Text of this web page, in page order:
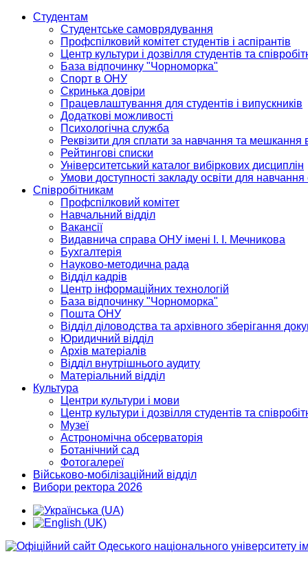
Студентам
Студентське самоврядування
Профспілковий комітет студентів і аспірантів
Центр культури і дозвілля студентів та
База відпочинку "Чорноморка"
Спорт в ОНУ
Скринька довіри
Працевлаштування для студентів і випускників
Додаткові можливості
Психологічна служба
Реквізити для сплати за навчання та мешкання
Рейтингові списки
Університетський каталог вибіркових дисциплін
Умови доступності закладу освіти для
Співробітникам
Профспілковий комітет
Навчальний відділ
Вакансії
Видавнича справа ОНУ імені І. І. Мечникова
Бухгалтерія
Науково-методична рада
Відділ кадрів
Центр інформаційних технологій
База відпочинку "Чорноморка"
Пошта ОНУ
Відділ діловодства та архівного зберігання
Юридичний відділ
Архів матеріалів
Відділ внутрішнього аудиту
Матеріальний відділ
Культура
Центри культури і мови
Центр культури і дозвілля студентів та
Музеї
Астрономічна обсерваторія
Ботанічний сад
Фотогалереї
Військово-мобілізаційний відділ
Вибори ректора 2026